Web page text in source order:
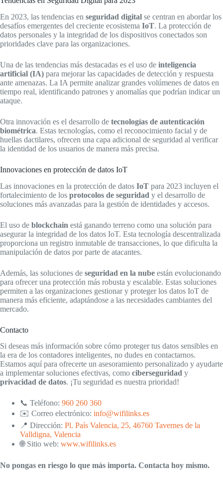
En 2023, las tendencias en seguridad digital se centran en abordar los
desafíos emergentes del creciente ecosistema IoT. La protección de
datos personales y la integridad de los dispositivos conectados son
prioridades clave para las organizaciones.
Una de las tendencias más destacadas es el uso de inteligencia
artificial (IA) para mejorar las capacidades de detección y respuesta
ante amenazas. La IA permite analizar grandes volúmenes de datos en
tiempo real, identificando patrones y anomalías que podrían indicar un
ataque.
Otra innovación es el desarrollo de tecnologías de autenticación
biométrica. Estas tecnologías, como el reconocimiento facial y de
huellas dactilares, ofrecen una capa adicional de seguridad al verificar
la identidad de los usuarios de manera más precisa.
Innovaciones en protección de datos IoT
Las innovaciones en la protección de datos IoT para 2023 incluyen el
fortalecimiento de los protocolos de seguridad y el desarrollo de
soluciones más avanzadas para la gestión de identidades y accesos.
El uso de blockchain está ganando terreno como una solución para
asegurar la integridad de los datos IoT. Esta tecnología descentralizada
proporciona un registro inmutable de transacciones, lo que dificulta la
manipulación de datos por parte de atacantes.
Además, las soluciones de seguridad en la nube están evolucionando
para ofrecer una protección más robusta y escalable. Estas soluciones
permiten a las organizaciones gestionar y proteger los datos IoT de
manera más eficiente, adaptándose a las necesidades cambiantes del
mercado.
Contacto
Si deseas más información sobre cómo proteger tus datos sensibles en
la era de los contadores inteligentes, no dudes en contactarnos.
Estamos aquí para ofrecerte un asesoramiento personalizado y ayudarte
a implementar soluciones efectivas, como ciberseguridad y
privacidad de datos. ¡Tu seguridad es nuestra prioridad!
📞 Teléfono: 960 260 360
✉️ Correo electrónico: info@wifilinks.es
📍 Dirección: Pl. País Valencia, 25, 46760 Tavernes de la
Valldigna, Valencia
🌐 Sitio web: www.wifilinks.es
No pongas en riesgo lo que más importa. Contacta hoy mismo.